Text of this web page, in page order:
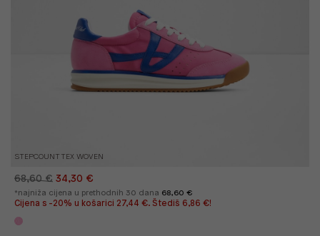
STEPCOUNT TEX WOVEN
68,60 € 34,30 €
*najniža cijena u prethodnih 30 dana 68,60 €
Cijena s -20% u košarici 27,44 €. Štediš 6,86 €!